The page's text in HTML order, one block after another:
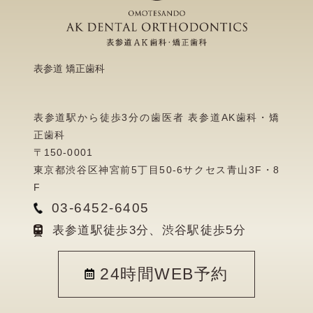
表参道 矯正歯科
表参道駅から徒歩3分の歯医者 表参道AK歯科・矯
正歯科
〒150-0001
東京都渋谷区神宮前5丁目50-6サクセス青山3F・8
F
03-6452-6405
表参道駅徒歩3分、渋谷駅徒歩5分
24時間WEB予約